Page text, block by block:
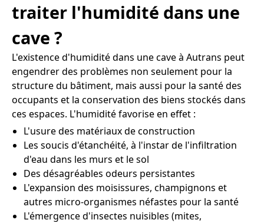
traiter l'humidité dans une
cave ?
L'existence d'humidité dans une cave à Autrans peut
engendrer des problèmes non seulement pour la
structure du bâtiment, mais aussi pour la santé des
occupants et la conservation des biens stockés dans
ces espaces. L'humidité favorise en effet :
L'usure des matériaux de construction
Les soucis d'étanchéité, à l'instar de l'infiltration
d'eau dans les murs et le sol
Des désagréables odeurs persistantes
L'expansion des moisissures, champignons et
autres micro-organismes néfastes pour la santé
L'émergence d'insectes nuisibles (mites,